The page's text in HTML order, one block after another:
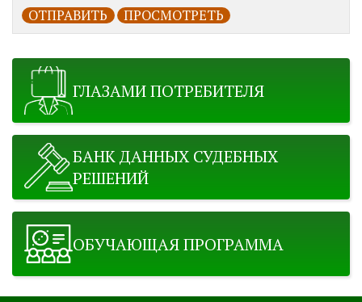
ГЛАЗАМИ ПОТРЕБИТЕЛЯ
БАНК ДАННЫХ СУДЕБНЫХ
РЕШЕНИЙ
ОБУЧАЮЩАЯ ПРОГРАММА